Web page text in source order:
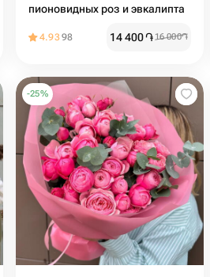
пионовидных роз и эвкалипта
4.9398 14 400֏16 000֏
-25%